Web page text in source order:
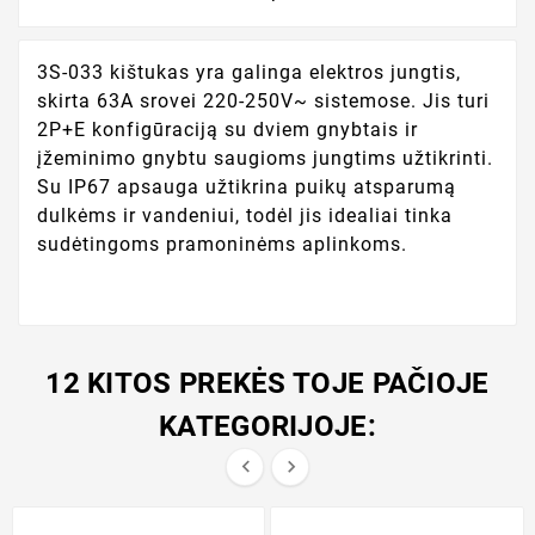
3S-033 kištukas yra galinga elektros jungtis,
skirta 63A srovei 220-250V~ sistemose. Jis turi
2P+E konfigūraciją su dviem gnybtais ir
įžeminimo gnybtu saugioms jungtims užtikrinti.
Su IP67 apsauga užtikrina puikų atsparumą
dulkėms ir vandeniui, todėl jis idealiai tinka
sudėtingoms pramoninėms aplinkoms.
12 KITOS PREKĖS TOJE PAČIOJE
KATEGORIJOJE:
 